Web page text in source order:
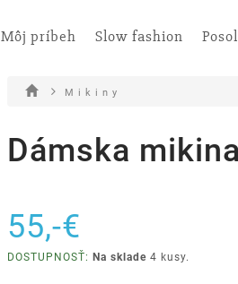
Môj príbeh Slow fashion
M i k i n y
Dámska
55,-€
DOSTUPNOSŤ: Na sklade 4 kusy.